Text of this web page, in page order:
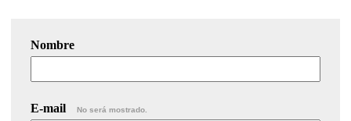
Nombre
E-mail No será mostrado.